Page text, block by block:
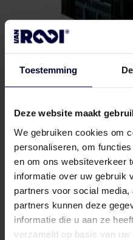
Toestemming
Deze website maakt
We gebruiken cookies om
personaliseren, om
en om ons websiteverkeer
informatie over uw gebruik
partners voor social
partners kunnen deze
informatie die u aan ze
verzameld op basis van uw
CBL
Frozen